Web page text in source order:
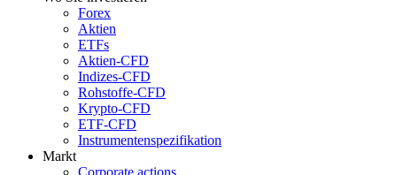
Forex
Aktien
ETFs
Aktien-CFD
Indizes-CFD
Rohstoffe-CFD
Krypto-CFD
ETF-CFD
Instrumentenspezifikation
Markt
Corporate actions